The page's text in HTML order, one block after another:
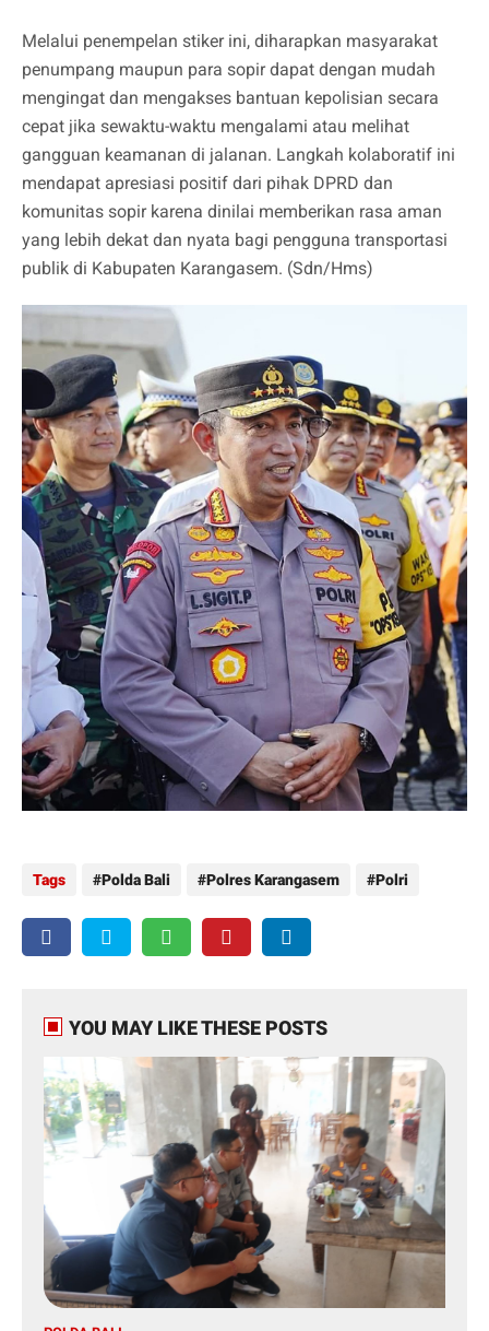
Melalui penempelan stiker ini, diharapkan masyarakat
penumpang maupun para sopir dapat dengan mudah
mengingat dan mengakses bantuan kepolisian secara
cepat jika sewaktu-waktu mengalami atau melihat
gangguan keamanan di jalanan. Langkah kolaboratif ini
mendapat apresiasi positif dari pihak DPRD dan
komunitas sopir karena dinilai memberikan rasa aman
yang lebih dekat dan nyata bagi pengguna transportasi
publik di Kabupaten Karangasem. (Sdn/Hms)
Tags Polda Bali Polres Karangasem Polri
YOU MAY LIKE THESE POSTS